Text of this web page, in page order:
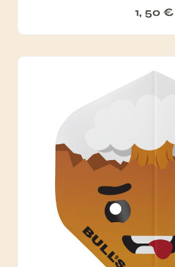
1, 50 €